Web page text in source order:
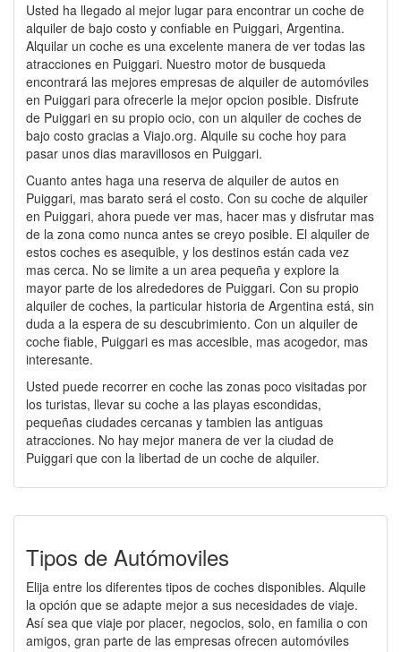
Usted ha llegado al mejor lugar para encontrar un coche de
alquiler de bajo costo y confiable en Puiggari, Argentina.
Alquilar un coche es una excelente manera de ver todas las
atracciones en Puiggari. Nuestro motor de busqueda
encontrará las mejores empresas de alquiler de automóviles
en Puiggari para ofrecerle la mejor opcion posible. Disfrute
de Puiggari en su propio ocio, con un alquiler de coches de
bajo costo gracias a Viajo.org. Alquile su coche hoy para
pasar unos dias maravillosos en Puiggari.
Cuanto antes haga una reserva de alquiler de autos en
Puiggari, mas barato será el costo. Con su coche de alquiler
en Puiggari, ahora puede ver mas, hacer mas y disfrutar mas
de la zona como nunca antes se creyo posible. El alquiler de
estos coches es asequible, y los destinos están cada vez
mas cerca. No se limite a un area pequeña y explore la
mayor parte de los alrededores de Puiggari. Con su propio
alquiler de coches, la particular historia de Argentina está, sin
duda a la espera de su descubrimiento. Con un alquiler de
coche fiable, Puiggari es mas accesible, mas acogedor, mas
interesante.
Usted puede recorrer en coche las zonas poco visitadas por
los turistas, llevar su coche a las playas escondidas,
pequeñas ciudades cercanas y tambien las antiguas
atracciones. No hay mejor manera de ver la ciudad de
Puiggari que con la libertad de un coche de alquiler.
Tipos de Autómoviles
Elija entre los diferentes tipos de coches disponibles. Alquile
la opción que se adapte mejor a sus necesidades de viaje.
Así sea que viaje por placer, negocios, solo, en familia o con
amigos, gran parte de las empresas ofrecen automóviles